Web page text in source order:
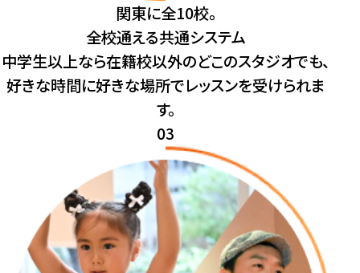
関東に全10校。
全校通える共通システム
中学生以上なら在籍校以外のどこのスタジオでも、
好きな時間に好きな場所でレッスンを受けられま
す。
03